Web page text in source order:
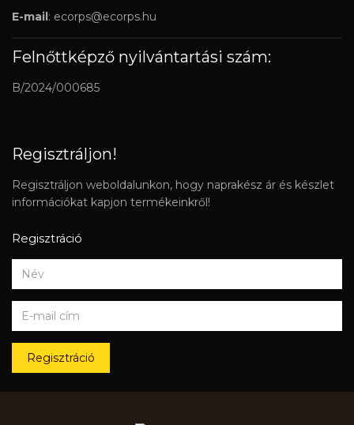
E-mail: ecorps@ecorps.hu
Felnőttképző nyilvántartási szám:
B/2024/000685
Regisztráljon!
Regisztráljon weboldalunkon, hogy naprakész ár és készlet
információkat kapjon termékeinkről!
Regisztráció
Regisztráció